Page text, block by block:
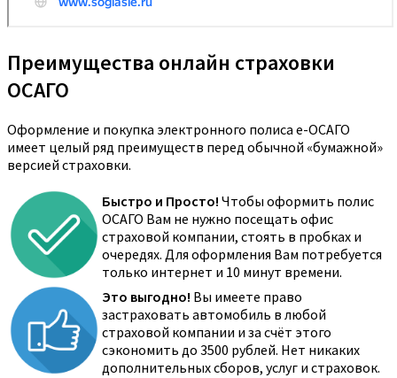
Преимущества онлайн страховки
ОСАГО
Оформление и покупка электронного полиса е-ОСАГО
имеет целый ряд преимуществ перед обычной «бумажной»
версией страховки.
Быстро и Просто! Чтобы оформить полис
ОСАГО Вам не нужно посещать офис
страховой компании, стоять в пробках и
очередях. Для оформления Вам потребуется
только интернет и 10 минут времени.
Это выгодно! Вы имеете право
застраховать автомобиль в любой
страховой компании и за счёт этого
сэкономить до 3500 рублей. Нет никаких
дополнительных сборов, услуг и страховок.